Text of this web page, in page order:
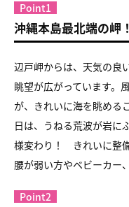
Point1
沖縄本島最北端の岬！
辺戸岬からは、天気の良
眺望が広がっています。
が、きれいに海を眺める
日は、うねる荒波が岩に
様変わり！ きれいに整
腰が弱い方やベビーカー
Point2